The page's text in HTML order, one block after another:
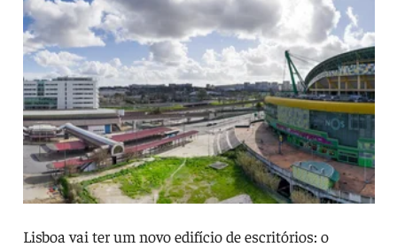
Lisboa vai ter um novo edifício de escritórios: o